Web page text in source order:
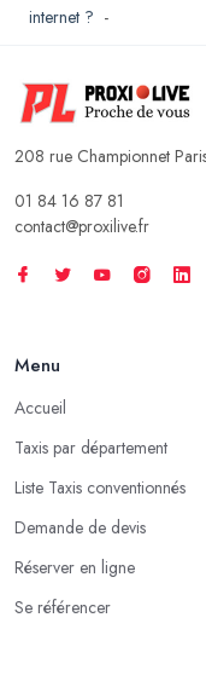
internet ? -
208 rue Championnet
01 84 16 87 81
contact@proxilive.fr
Menu
Accueil
Taxis par département
Liste Taxis conventionnés
Demande de devis
Réserver en ligne
Se référencer